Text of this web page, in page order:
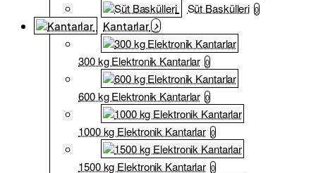
Süt Baskülleri 0
Kantarlar
300 kg Elektronik Kantarlar 0
600 kg Elektronik Kantarlar 0
1000 kg Elektronik Kantarlar 0
1500 kg Elektronik Kantarlar 0